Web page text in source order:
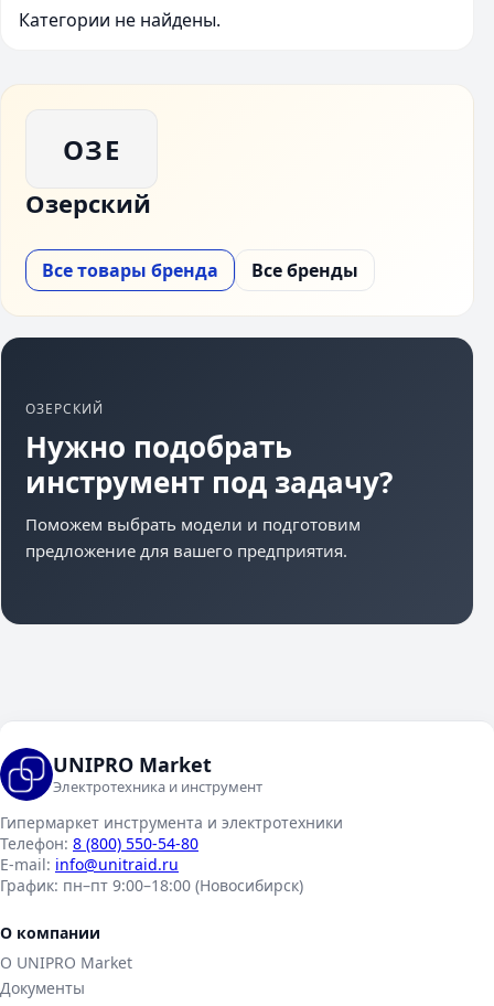
Категории не найдены.
ОЗЕ
Озерский
Все товары бренда Все бренды
ОЗЕРСКИЙ
Нужно подобрать
инструмент под задачу?
Поможем выбрать модели и подготовим
предложение для вашего предприятия.
UNIPRO Market
Электротехника и инструмент
Гипермаркет инструмента и электротехники
Телефон: 8 (800) 550-54-80
E-mail: info@unitraid.ru
График: пн–пт 9:00–18:00 (Новосибирск)
О компании
О UNIPRO Market
Документы